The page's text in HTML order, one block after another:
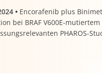
• Encorafenib plus
bei BRAF V600E-mutiertem
PHAROS-